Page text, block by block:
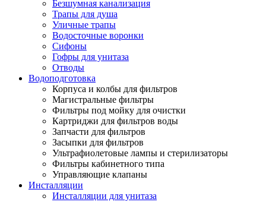
Безшумная канализация
Трапы для душа
Уличные трапы
Водосточные воронки
Сифоны
Гофры для унитаза
Отводы
Водоподготовка
Корпуса и колбы для фильтров
Магистральные фильтры
Фильтры под мойку для очистки
Картриджи для фильтров воды
Запчасти для фильтров
Засыпки для фильтров
Ультрафиолетовые лампы и стерилизаторы
Фильтры кабинетного типа
Управляющие клапаны
Инсталляции
Инсталляции для унитаза